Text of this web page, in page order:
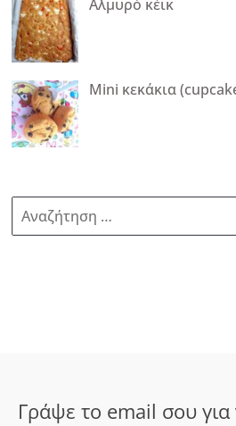
Αλμυρό κέικ
Mini κεκάκια
ν
σΓράψε το email σου